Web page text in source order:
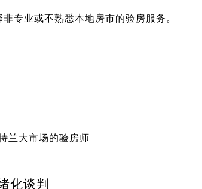
专业或不熟悉本地房市的验房服务。
兰大市场的验房师
化谈判